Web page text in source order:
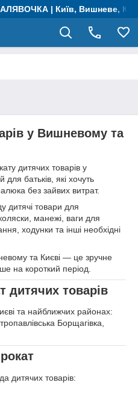
| Київ, Вишневе,
у Вишневому та
дитячих товарів у
батьків, які хочуть
без зайвих витрат.
дитячі товари для
манежі, ваги для
ходунки та інші необхідні
та Києві — це зручне
на короткий період.
дитячих товарів
та найближчих районах:
Борщагівка,
дитячих товарів: